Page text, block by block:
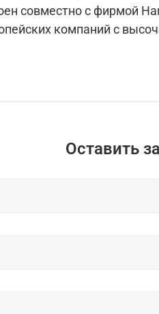
совместно с фирмой
компаний с
Оставить